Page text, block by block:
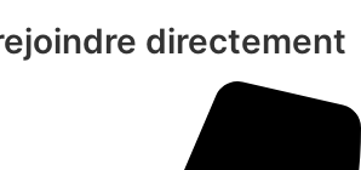
directement